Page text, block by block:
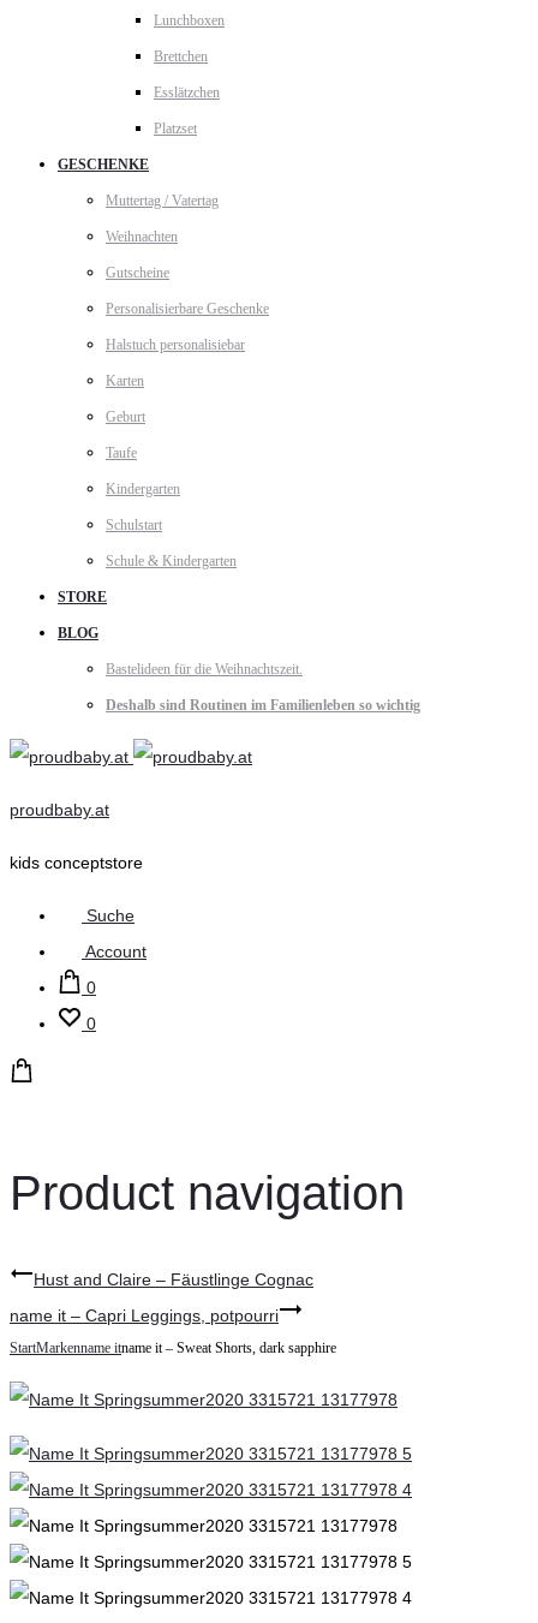
Lunchboxen
Brettchen
Esslätzchen
Platzset
GESCHENKE
Muttertag / Vatertag
Weihnachten
Gutscheine
Personalisierbare Geschenke
Halstuch personalisiebar
Karten
Geburt
Taufe
Kindergarten
Schulstart
Schule & Kindergarten
STORE
BLOG
Bastelideen für die Weihnachtszeit.
Deshalb sind Routinen im Familienleben so wichtig
proudbaby.at
kids conceptstore
Suche
Account
0
0
Product navigation
Hust and Claire – Fäustlinge Cognac
name it – Capri Leggings, potpourri
StartMarkenname itname it – Sweat Shorts, dark sapphire